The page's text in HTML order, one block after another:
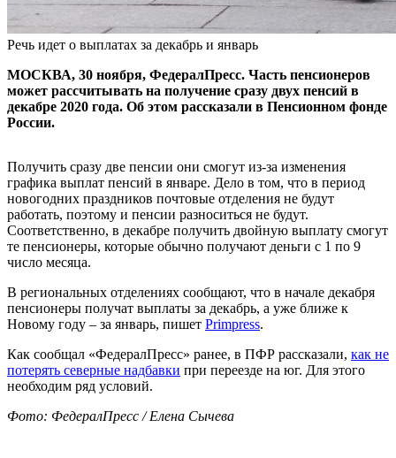
Речь идет о выплатах за декабрь и январь
МОСКВА, 30 ноября, ФедералПресс. Часть пенсионеров
может рассчитывать на получение сразу двух пенсий в
декабре 2020 года. Об этом рассказали в Пенсионном фонде
России.
Получить сразу две пенсии они смогут из-за изменения
графика выплат пенсий в январе. Дело в том, что в период
новогодних праздников почтовые отделения не будут
работать, поэтому и пенсии разноситься не будут.
Соответственно, в декабре получить двойную выплату смогут
те пенсионеры, которые обычно получают деньги с 1 по 9
число месяца.
В региональных отделениях сообщают, что в начале декабря
пенсионеры получат выплаты за декабрь, а уже ближе к
Новому году – за январь, пишет Primpress.
Как сообщал «ФедералПресс» ранее, в ПФР рассказали, как не
потерять северные надбавки при переезде на юг. Для этого
необходим ряд условий.
Фото: ФедералПресс / Елена Сычева